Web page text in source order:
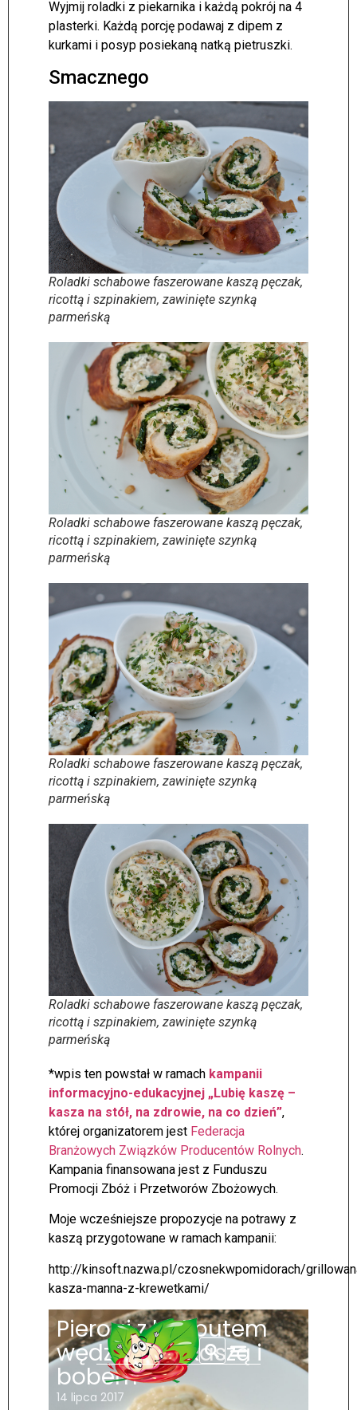
Wyjmij roladki z piekarnika i każdą pokrój na 4
plasterki. Każdą porcję podawaj z dipem z
kurkami i posyp posiekaną natką pietruszki.
Smacznego
Roladki schabowe faszerowane kaszą pęczak,
ricottą i szpinakiem, zawinięte szynką
parmeńską
Roladki schabowe faszerowane kaszą pęczak,
ricottą i szpinakiem, zawinięte szynką
parmeńską
Roladki schabowe faszerowane kaszą pęczak,
ricottą i szpinakiem, zawinięte szynką
parmeńską
Roladki schabowe faszerowane kaszą pęczak,
ricottą i szpinakiem, zawinięte szynką
parmeńską
*wpis ten powstał w ramach kampanii
informacyjno-edukacyjnej „Lubię kaszę –
kasza na stół, na zdrowie, na co dzień”,
której organizatorem jest Federacja
Branżowych Związków Producentów Rolnych.
Kampania finansowana jest z Funduszu
Promocji Zbóż i Przetworów Zbożowych.
Moje wcześniejsze propozycje na potrawy z
kaszą przygotowane w ramach kampanii:
http://kinsoft.nazwa.pl/czosnekwpomidorach/
kasza-manna-z-krewetkami/